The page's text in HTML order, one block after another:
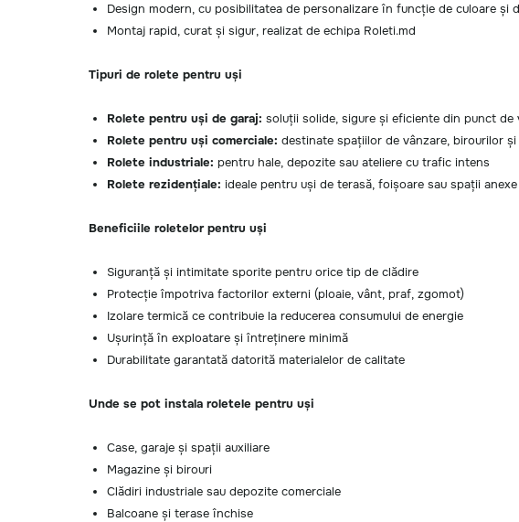
Design modern, cu posibilitatea de personalizare în funcție de culoare și
Montaj rapid, curat și sigur, realizat de echipa Roleti.md
Tipuri de rolete pentru uși
Rolete pentru uși de garaj: soluții solide, sigure și eficiente din punct de
Rolete pentru uși comerciale: destinate spațiilor de vânzare, birourilor
Rolete industriale: pentru hale, depozite sau ateliere cu trafic intens
Rolete rezidențiale: ideale pentru uși de terasă, foișoare sau spații anexe
Beneficiile roletelor pentru uși
Siguranță și intimitate sporite pentru orice tip de clădire
Protecție împotriva factorilor externi (ploaie, vânt, praf, zgomot)
Izolare termică ce contribuie la reducerea consumului de energie
Ușurință în exploatare și întreținere minimă
Durabilitate garantată datorită materialelor de calitate
Unde se pot instala roletele pentru uși
Case, garaje și spații auxiliare
Magazine și birouri
Clădiri industriale sau depozite comerciale
Balcoane și terase închise